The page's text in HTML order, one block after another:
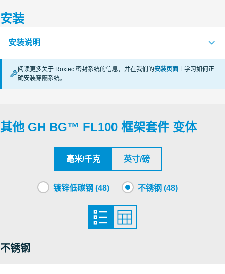
认证机构
Underwriters Laboratories Inc.
Underwriters Laboratories Inc.
Underwriters Laboratories Inc.
Underwriters Laboratories Inc.
安装
安装说明
MOUNTING OF BOLTED FRAMES AND SLEEVES (zh)
RECTANGULAR RM SYSTEMS (zh) PDF
阅读更多关于 Roxtec 密封系统的信息，并在我们的安装页面上学习如何正
确安装穿隔系统。
其他 GH BG™ FL100 框架套件 变体
毫米/千克 英寸/磅
镀锌低碳钢 (48) 不锈钢 (48)
不锈钢